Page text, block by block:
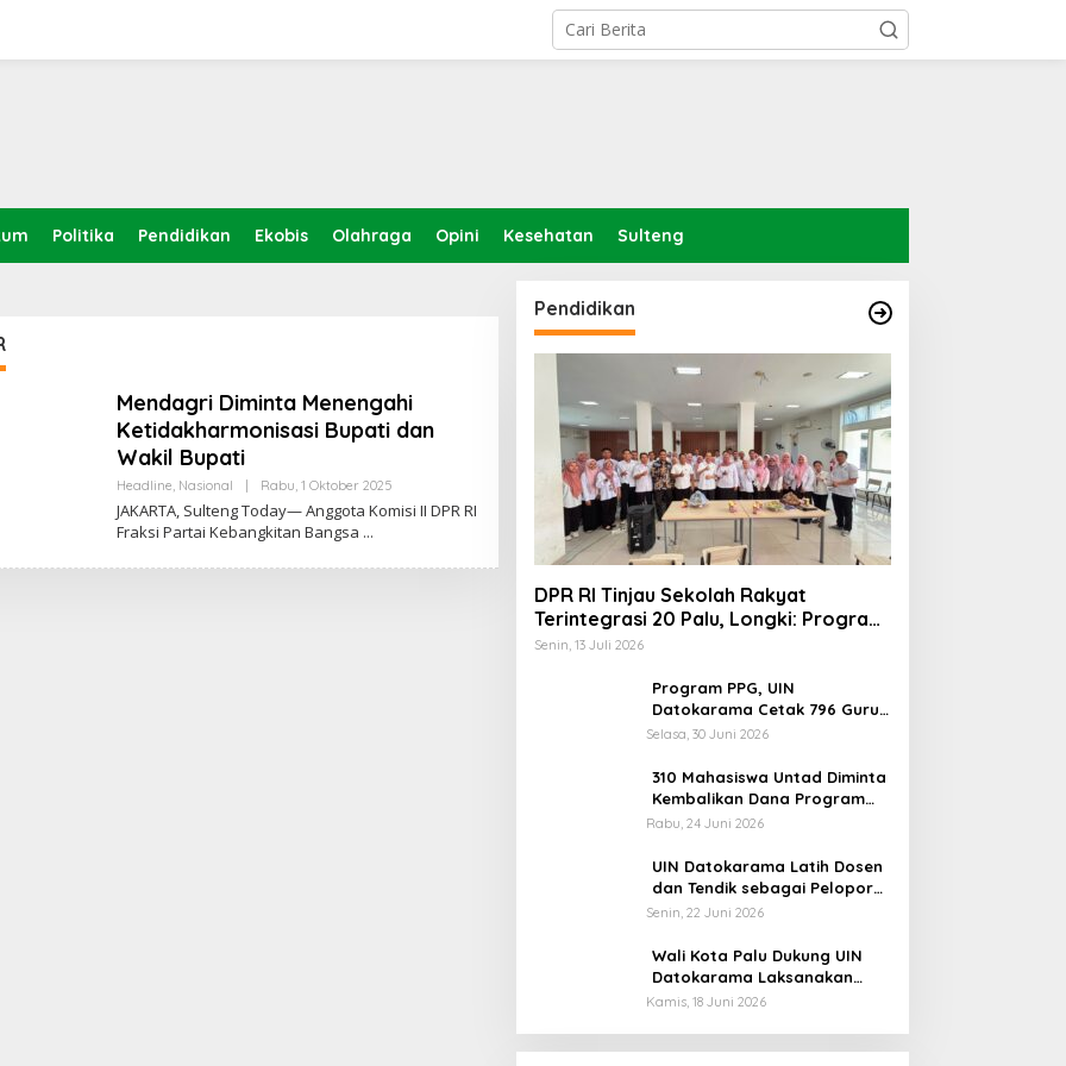
Politika Pendidikan Ekobis Olahraga Opini Kesehatan Sulteng
Mendagri Diminta Menengahi
Ketidakharmonisasi Bupati dan
Wakil Bupati
Headline, Nasional Rabu, 1 Oktober 2025Oleh
Today
JAKARTA, Sulteng Today— Anggota Komisi II DPR RI
Fraksi Partai Kebangkitan Bangsa
Pendidikan
DPR RI Tinjau Sekolah Rakyat
Terintegrasi 20 Palu, Longki: Program
Prabowo Angkat Martabat Anak
Senin, 13 Juli 2026
Program PPG, UIN
Datokarama Cetak 796 Guru
Profesional
Selasa, 30 Juni 2026
310 Mahasiswa Untad Diminta
Kembalikan Dana Program
Berani Cerdas, Kadisdik
Beasiswa Ganda
Rabu, 24 Juni 2026
UIN Datokarama Latih Dosen
dan Tendik sebagai Pelopor
Moderasi Beragama
Senin, 22 Juni 2026
Wali Kota Palu Dukung UIN
Datokarama Laksanakan
Poros Intim 2026
Kamis, 18 Juni 2026